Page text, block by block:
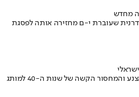
מחדש
שעוברת י-ם מחזירה אותה לפסגת
איך אסם הפכה את תקופת הצנע והמחסור הקשה של שנות ה-40 למותג